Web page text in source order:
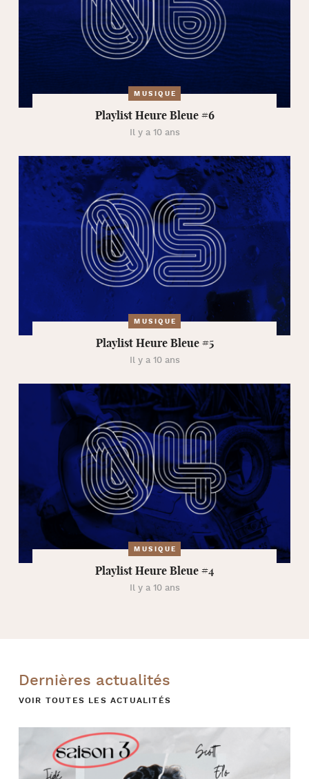
MUSIQUE
Playlist Heure Bleue #6
Il y a 10 ans
MUSIQUE
Playlist Heure Bleue #5
Il y a 10 ans
MUSIQUE
Playlist Heure Bleue #4
Il y a 10 ans
Dernières actualités
VOIR TOUTES LES ACTUALITÉS